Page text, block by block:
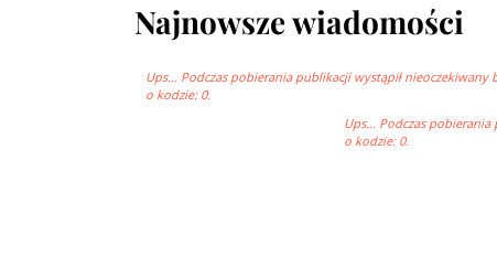
Najnowsze wiadomości
Ups… Podczas pobierania publikacji wystąpił nieoczekiwany
o kodzie: 0.
Ups… Podczas pobierania
o kodzie: 0.